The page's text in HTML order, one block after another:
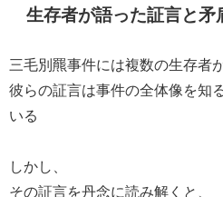
生存者が語った証言と矛
三毛別羆事件には複数の生存者
彼らの証言は事件の全体像を知
いる
しかし、
その証言を丹念に読み解くと、